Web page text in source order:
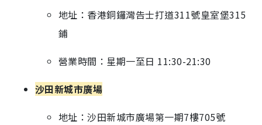
地址：香港銅鑼灣告士打道311號皇室堡315
鋪
營業時間：星期一至日 11:30-21:30
沙田新城市廣場
地址：沙田新城市廣場第一期7樓705號